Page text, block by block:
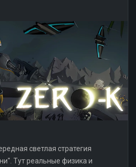
светлая стратегия
Тут реальные физика и